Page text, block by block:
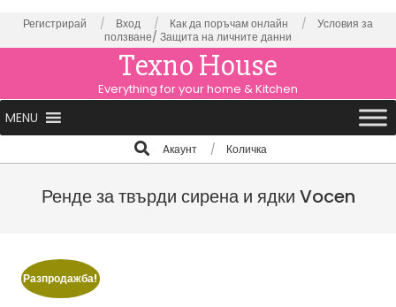
to
Регистрирай Вход Как да поръчам онлайн
Условия за
ползване/ Защита на личните данни
Texno House
Everything for your home & Kitchen
Primary
Navigation
MENU
Search
Aкаунт Количка
Ренде за твърди сирена и ядки Vocen
Разпродажба!